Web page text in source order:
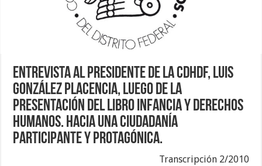
Entrevista al Presidente de la CDHDF, Luis
González Placencia, luego de la
presentación del libro Infancia y Derechos
Humanos. Hacia una Ciudadanía
Participante y Protagónica.
Transcripción 2/2010